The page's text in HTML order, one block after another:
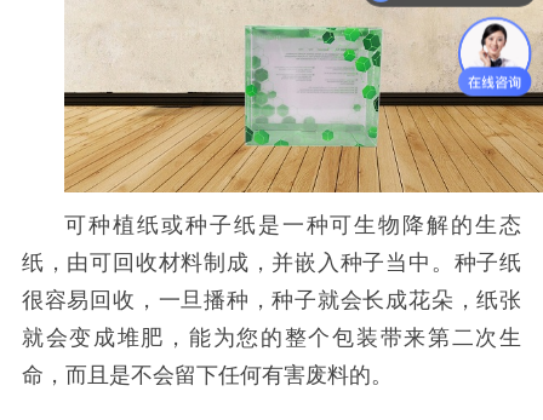
可种植纸或种子纸是一种可生物降解的生态
纸，由可回收材料制成，并嵌入种子当中。种子纸
很容易回收，一旦播种，种子就会长成花朵，纸张
就会变成堆肥，能为您的整个包装带来第二次生
命，而且是不会留下任何有害废料的。